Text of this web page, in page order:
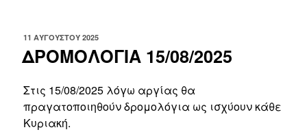
ΔΗΜΟΣΙΕΎΤΗΚΕ
ΣΤΙΣ
11 ΑΥΓΟΎΣΤΟΥ 2025
ΔΡΟΜΟΛΟΓΙΑ 15/08/2025
Στις 15/08/2025 λόγω αργίας θα
πραγατοποιηθούν δρομολόγια ως ισχύουν κάθε
Κυριακή.